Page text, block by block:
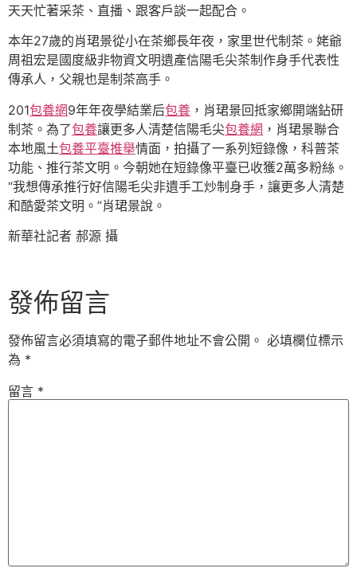
天天忙著采茶、直播、跟客戶談一起配合。
本年27歲的肖珺景從小在茶鄉長年夜，家里世代制茶。姥爺
周祖宏是國度級非物資文明遺產信陽毛尖茶制作身手代表性
傳承人，父親也是制茶高手。
201包養網9年年夜學結業后包養 ，肖珺景回抵家鄉開端鉆研
制茶。為了包養讓更多人清楚信陽毛尖包養網 ，肖珺景聯合
本地風土包養平臺推舉情面，拍攝了一系列短錄像，科普茶
功能、推行茶文明。今朝她在短錄像平臺已收獲2萬多粉絲。
“我想傳承推行好信陽毛尖非遺手工炒制身手，讓更多人清楚
和酷愛茶文明。”肖珺景說。
新華社記者 郝源 攝
發佈留言
發佈留言必須填寫的電子郵件地址不會公開。 必填欄位標示
為 *
留言 *